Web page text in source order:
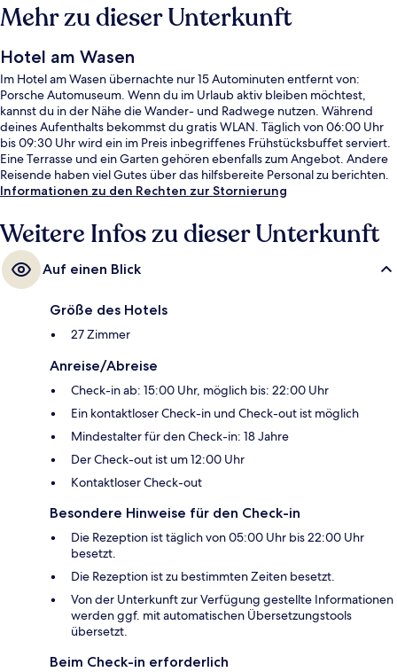
Mehr zu dieser Unterkunft
Hotel am Wasen
Im Hotel am Wasen übernachte nur 15 Autominuten entfernt von:
Porsche Automuseum. Wenn du im Urlaub aktiv bleiben möchtest,
kannst du in der Nähe die Wander- und Radwege nutzen. Während
deines Aufenthalts bekommst du gratis WLAN. Täglich von 06:00 Uhr
bis 09:30 Uhr wird ein im Preis inbegriffenes Frühstücksbuffet serviert.
Eine Terrasse und ein Garten gehören ebenfalls zum Angebot. Andere
Reisende haben viel Gutes über das hilfsbereite Personal zu berichten.
Informationen zu den Rechten zur Stornierung
Weitere Infos zu dieser Unterkunft
Auf einen Blick
Größe des Hotels
27 Zimmer
Anreise/Abreise
Check-in ab: 15:00 Uhr, möglich bis: 22:00 Uhr
Ein kontaktloser Check-in und Check-out ist möglich
Mindestalter für den Check-in: 18 Jahre
Der Check-out ist um 12:00 Uhr
Kontaktloser Check-out
Besondere Hinweise für den Check-in
Die Rezeption ist täglich von 05:00 Uhr bis 22:00 Uhr
besetzt.
Die Rezeption ist zu bestimmten Zeiten besetzt.
Von der Unterkunft zur Verfügung gestellte Informationen
werden ggf. mit automatischen Übersetzungstools
übersetzt.
Beim Check-in erforderlich